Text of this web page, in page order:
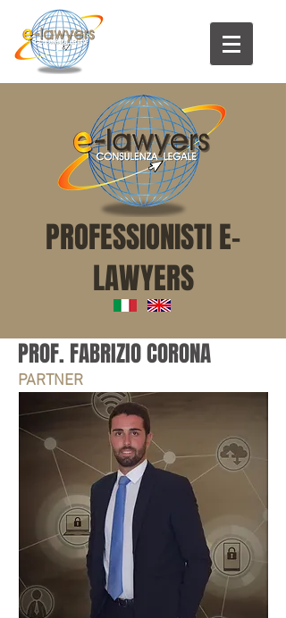
PROF. FABRIZIO CORONA
PARTNER
PROFESSIONISTI E-
LAWYERS